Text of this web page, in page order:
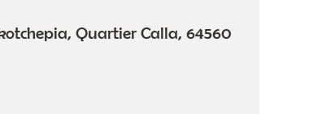
Quartier Calla, 64560